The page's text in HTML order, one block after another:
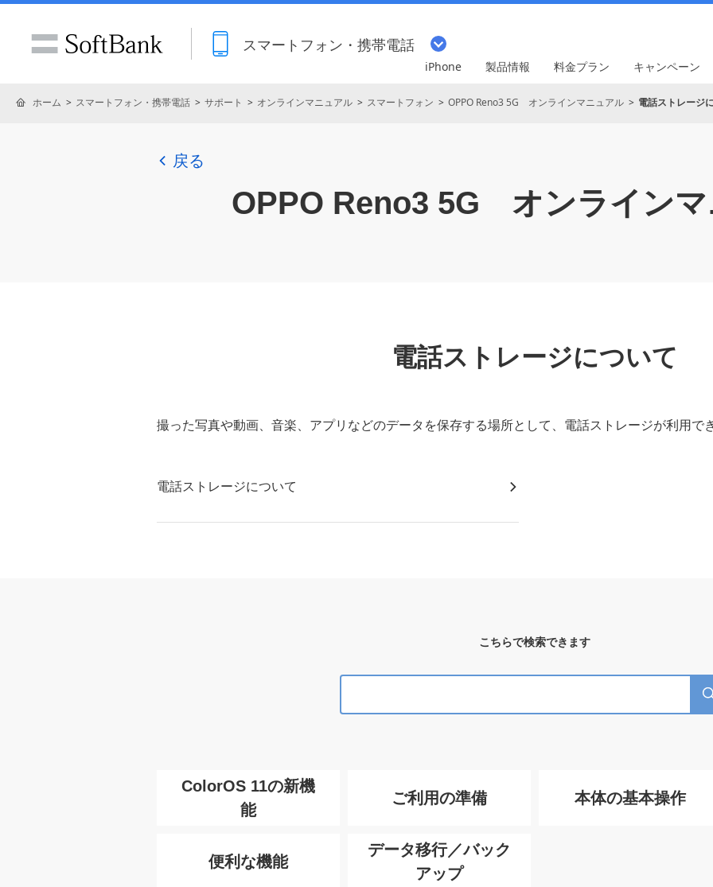
スマートフォン・携帯電話
iPhone 製品情報 料金プラン キャンペーン
ホーム スマートフォン・携帯電話 サポート オンラインマニュアル スマートフォン OPPO Reno3 5G オンラインマニュアル 電話ストレージ
戻る
OPPO Reno3 5G オンライン
電話ストレージについて
撮った写真や動画、音楽、アプリなどのデータを保存する場所として、電話ストレージが利用で
電話ストレージについて
こちらで検索できます
ColorOS 11の新機
能
ご利用の準備 本体の基本操作
便利な機能
データ移行／バック
アップ